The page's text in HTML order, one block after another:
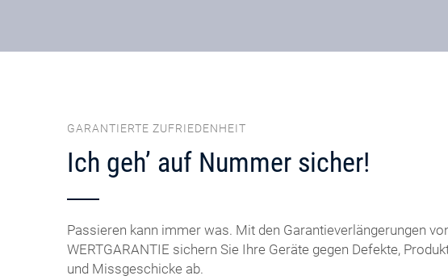
GARANTIERTE ZUFRIEDENHEIT
Ich geh’ auf Nummer sicher!
Passieren kann immer was. Mit den Garantieverlängerungen
WERTGARANTIE sichern Sie Ihre Geräte gegen Defekte,
und Missgeschicke ab.